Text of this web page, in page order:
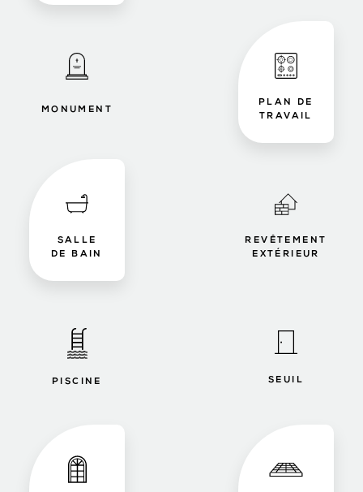
MONUMENT
PLAN DE
TRAVAIL
SALLE
DE BAIN
REVÊTEMENT
EXTÉRIEUR
PISCINE SEUIL